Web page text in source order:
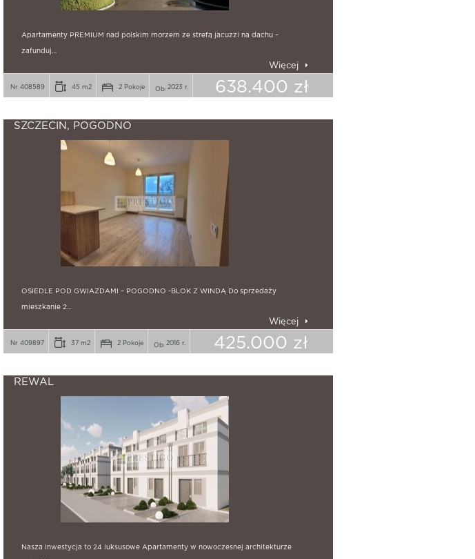
Apartamenty PREMIUM nad polskim morzem ze strefą jacuzzi na dachu –
zafunduj…
Więcej
Nr 408589 45 m2 2 Pokoje 2023 r. 638.400 zł
SZCZECIN, POGODNO
OSIEDLE POD GWIAZDAMI – POGODNO -BLOK Z WINDĄ Do sprzedaży
mieszkanie 2…
Więcej
Nr 409897 37 m2 2 Pokoje 2016 r. 425.000 zł
REWAL
Nasza inwestycja to 24 luksusowe Apartamenty w nowoczesnej architekturze